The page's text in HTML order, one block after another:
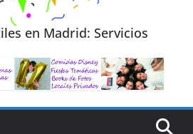
en Madrid: Servicios